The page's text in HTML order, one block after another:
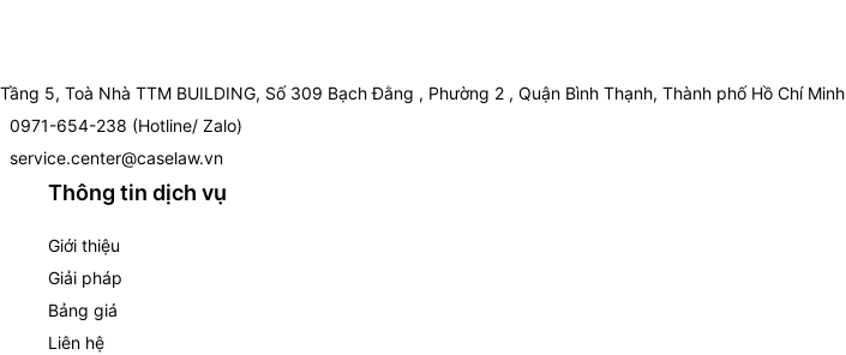
Tầng 5, Toà Nhà TTM BUILDING, Số 309 Bạch Đằng , Phường 2 , Quận Bình Thạnh, Thành phố Hồ Chí Minh
0971-654-238 (Hotline/ Zalo)
service.center@caselaw.vn
Thông tin dịch vụ
Giới thiệu
Giải pháp
Bảng giá
Liên hệ